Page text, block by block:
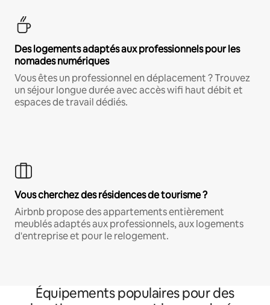
Des logements adaptés aux professionnels pour les
nomades numériques
Vous êtes un professionnel en déplacement ? Trouvez
un séjour longue durée avec accès wifi haut débit et
espaces de travail dédiés.
Vous cherchez des résidences de tourisme ?
Airbnb propose des appartements entièrement
meublés adaptés aux professionnels, aux logements
d'entreprise et pour le relogement.
Équipements populaires pour des